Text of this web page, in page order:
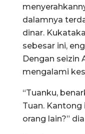
dalamnya
dinar.
sebesar ini,
Dengan seizin
mengalami
“Tuanku,
Tuan.
orang lain?”